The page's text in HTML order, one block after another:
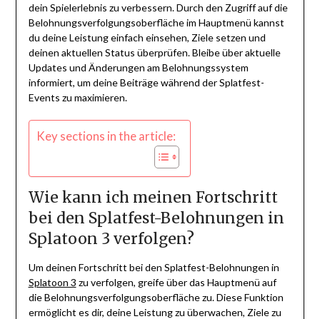
dein Spielerlebnis zu verbessern. Durch den Zugriff auf die
Belohnungsverfolgungsoberfläche im Hauptmenü kannst
du deine Leistung einfach einsehen, Ziele setzen und
deinen aktuellen Status überprüfen. Bleibe über aktuelle
Updates und Änderungen am Belohnungssystem
informiert, um deine Beiträge während der Splatfest-
Events zu maximieren.
Key sections in the article:
Wie kann ich meinen Fortschritt
bei den Splatfest-Belohnungen in
Splatoon 3 verfolgen?
Um deinen Fortschritt bei den Splatfest-Belohnungen in
Splatoon 3 zu verfolgen, greife über das Hauptmenü auf
die Belohnungsverfolgungsoberfläche zu. Diese Funktion
ermöglicht es dir, deine Leistung zu überwachen, Ziele zu